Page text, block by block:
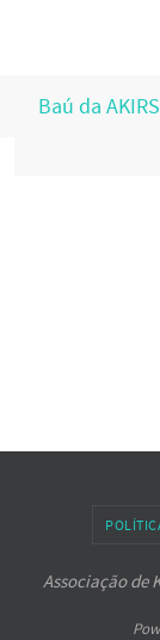
Baú da
Associação de